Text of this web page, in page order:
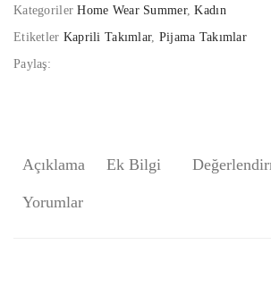
KategorilerHome Wear Summer,Kadın
Etiketler Kaprili Takımlar, Pijama Takımlar
Paylaş:
Açıklama Ek Bilgi
Yorumlar